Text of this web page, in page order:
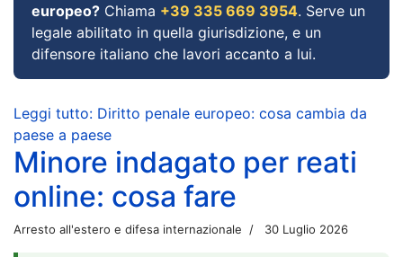
europeo? Chiama +39 335 669 3954. Serve un
legale abilitato in quella giurisdizione, e un
difensore italiano che lavori accanto a lui.
Leggi tutto: Diritto penale europeo: cosa cambia da
paese a paese
Minore indagato per reati
online: cosa fare
Arresto all'estero e difesa internazionale 30 Luglio 2026